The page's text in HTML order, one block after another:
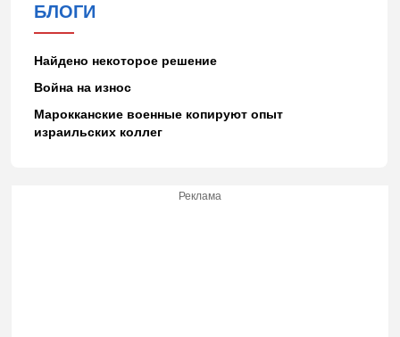
БЛОГИ
Найдено некоторое решение
Война на износ
Марокканские военные копируют опыт
израильских коллег
Реклама